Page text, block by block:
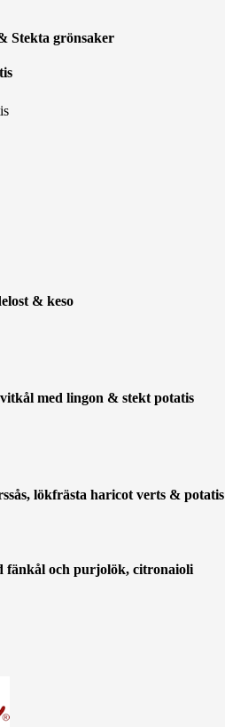
Stekta grönsaker
& keso
med lingon & stekt potatis
lökfrästa haricot verts & potatis
fänkål och purjolök, citronaioli